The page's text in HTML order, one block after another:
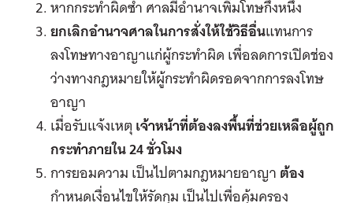
หากกระทำผิดซ้ำ ศาลมีอำนาจเพิ่มโทษกึ่งหนึ่ง
ยกเลิกอำนาจศาลในการสั่งให้ใช้วิธีอื่นแทนการ
ลงโทษทางอาญาแก่ผู้กระทำผิด เพื่อลดการเปิดช่อง
ว่างทางกฎหมายให้ผู้กระทำผิดรอดจากการลงโทษ
อาญา
เมื่อรับแจ้งเหตุเจ้าหน้าที่ต้องลงพื้นที่ช่วยเหลือผู้ถูก
กระทำภายใน 24 ชั่วโมง
การยอมความเป็นไปตามกฎหมายอาญาต้อง
กำหนดเงื่อนไขให้รัดกุมเป็นไปเพื่อคุ้มครอง